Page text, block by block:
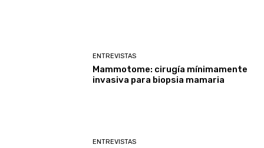
ENTREVISTAS
Mammotome: cirugía mínimamente
invasiva para biopsia mamaria
ENTREVISTAS